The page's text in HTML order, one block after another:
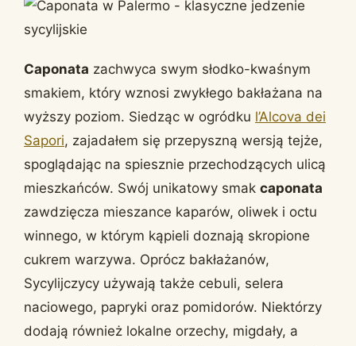
Caponata zachwyca swym słodko-kwaśnym
smakiem, który wznosi zwykłego bakłażana na
wyższy poziom. Siedząc w ogródku l’Alcova dei
Sapori, zajadałem się przepyszną wersją tejże,
spoglądając na spiesznie przechodzących ulicą
mieszkańców. Swój unikatowy smak caponata
zawdzięcza mieszance kaparów, oliwek i octu
winnego, w którym kąpieli doznają skropione
cukrem warzywa. Oprócz bakłażanów,
Sycylijczycy używają także cebuli, selera
naciowego, papryki oraz pomidorów. Niektórzy
dodają również lokalne orzechy, migdały, a